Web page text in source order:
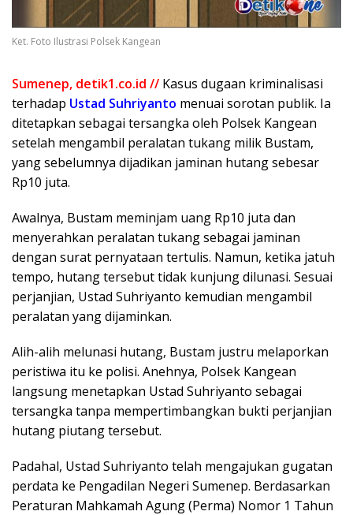
Ket. Foto Ilustrasi Polsek Kangean
Sumenep, detik1.co.id // Kasus dugaan kriminalisasi
terhadap Ustad Suhriyanto menuai sorotan publik. Ia
ditetapkan sebagai tersangka oleh Polsek Kangean
setelah mengambil peralatan tukang milik Bustam,
yang sebelumnya dijadikan jaminan hutang sebesar
Rp10 juta.
Awalnya, Bustam meminjam uang Rp10 juta dan
menyerahkan peralatan tukang sebagai jaminan
dengan surat pernyataan tertulis. Namun, ketika jatuh
tempo, hutang tersebut tidak kunjung dilunasi. Sesuai
perjanjian, Ustad Suhriyanto kemudian mengambil
peralatan yang dijaminkan.
Alih-alih melunasi hutang, Bustam justru melaporkan
peristiwa itu ke polisi. Anehnya, Polsek Kangean
langsung menetapkan Ustad Suhriyanto sebagai
tersangka tanpa mempertimbangkan bukti perjanjian
hutang piutang tersebut.
Padahal, Ustad Suhriyanto telah mengajukan gugatan
perdata ke Pengadilan Negeri Sumenep. Berdasarkan
Peraturan Mahkamah Agung (Perma) Nomor 1 Tahun